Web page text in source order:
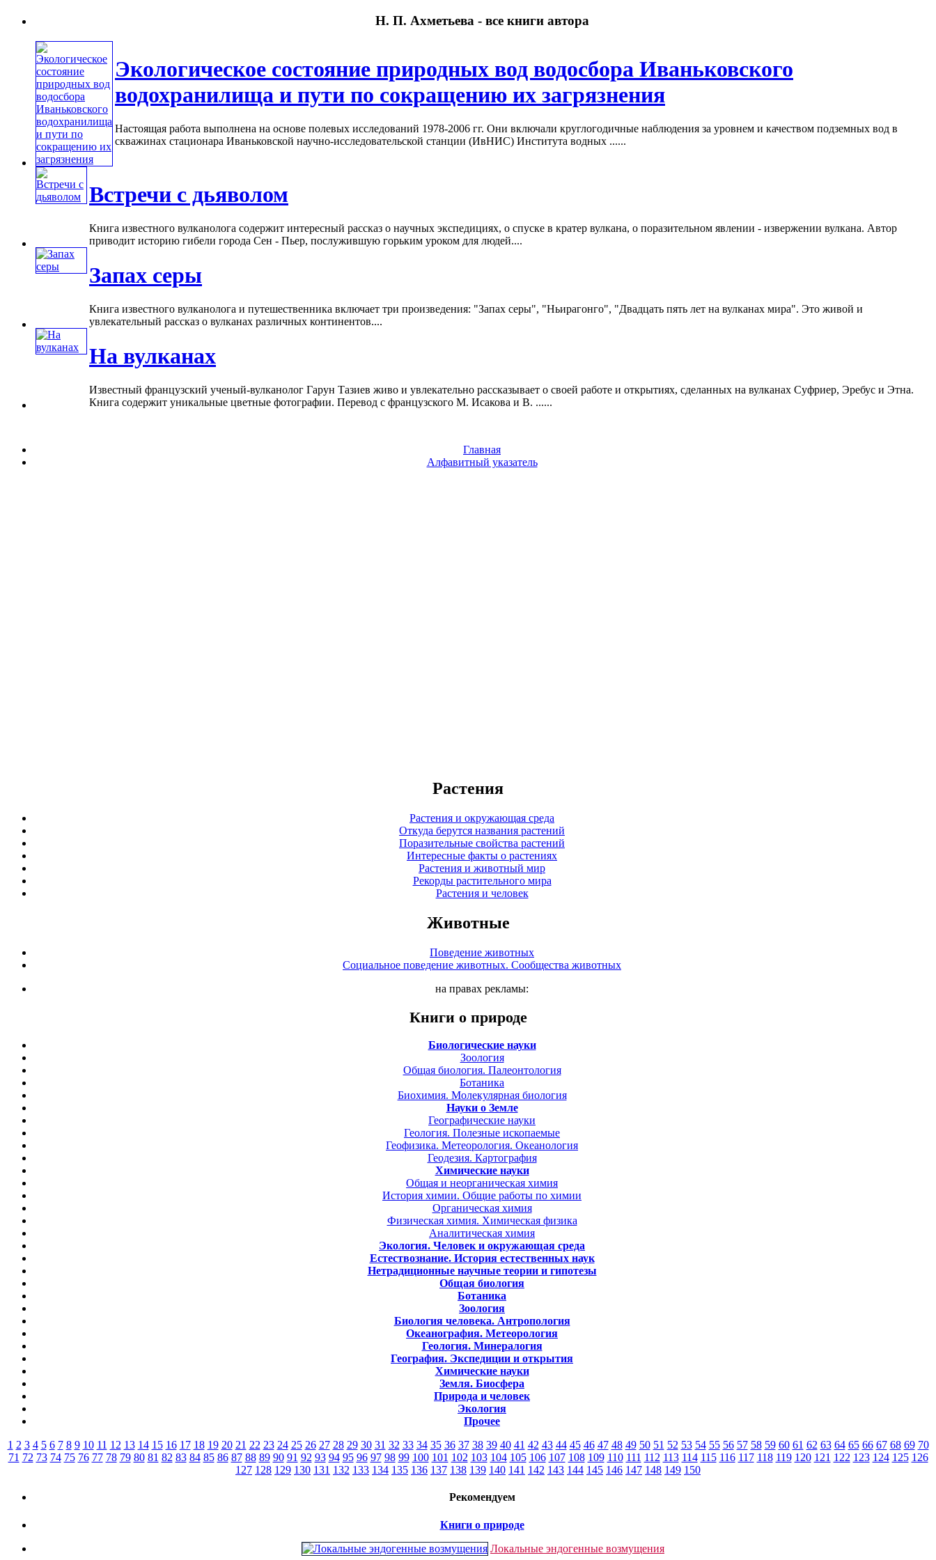
Н. П. Ахметьева - все книги автора
Экологическое состояние природных вод водосбора Иваньковского
водохранилища и пути по сокращению их загрязнения
Настоящая работа выполнена на основе полевых исследований 1978-2006 гг. Они включали круглогодичные наблюдения за уровнем и качеством подземных вод в
скважинах стационара Иваньковской научно-исследовательской станции (ИвНИС) Института водных ......
Встречи с дьяволом
Книга известного вулканолога содержит интересный рассказ о научных экспедициях, о спуске в кратер вулкана, о поразительном явлении - извержении вулкана. Автор
приводит историю гибели города Сен - Пьер, послужившую горьким уроком для людей....
Запах серы
Книга известного вулканолога и путешественника включает три произведения: "Запах серы", "Ньирагонго", "Двадцать пять лет на вулканах мира". Это живой и
увлекательный рассказ о вулканах различных континентов....
На вулканах
Известный французский ученый-вулканолог Гарун Тазиев живо и увлекательно рассказывает о своей работе и открытиях, сделанных на вулканах Суфриер, Эребус и Этна.
Книга содержит уникальные цветные фотографии. Перевод с французского М. Исакова и В. ......
Главная
Алфавитный указатель
Растения
Растения и окружающая среда
Откуда берутся названия растений
Поразительные свойства растений
Интересные факты о растениях
Растения и животный мир
Рекорды растительного мира
Растения и человек
Животные
Поведение животных
Социальное поведение животных. Сообщества животных
на правах рекламы:
Книги о природе
Биологические науки
Зоология
Общая биология. Палеонтология
Ботаника
Биохимия. Молекулярная биология
Науки о Земле
Географические науки
Геология. Полезные ископаемые
Геофизика. Метеорология. Океанология
Геодезия. Картография
Химические науки
Общая и неорганическая химия
История химии. Общие работы по химии
Органическая химия
Физическая химия. Химическая физика
Аналитическая химия
Экология. Человек и окружающая среда
Естествознание. История естественных наук
Нетрадиционные научные теории и гипотезы
Общая биология
Ботаника
Зоология
Биология человека. Антропология
Океанография. Метеорология
Геология. Минералогия
География. Экспедиции и открытия
Химические науки
Земля. Биосфера
Природа и человек
Экология
Прочее
1 2 3 4 5 6 7 8 9 10 11 12 13 14 15 16 17 18 19 20 21 22 23 24 25 26 27 28 29 30 31 32 33 34 35 36 37 38 39 40 41 42 43 44 45 46 47 48 49 50 51 52 53 54 55 56 57 58 59 60 61 62 63 64 65 66 67 68 69 70
71 72 73 74 75 76 77 78 79 80 81 82 83 84 85 86 87 88 89 90 91 92 93 94 95 96 97 98 99 100 101 102 103 104 105 106 107 108 109 110 111 112 113 114 115 116 117 118 119 120 121 122 123 124 125 126
127 128 129 130 131 132 133 134 135 136 137 138 139 140 141 142 143 144 145 146 147 148 149 150
Рекомендуем
Книги о природе
Локальные эндогенные возмущения